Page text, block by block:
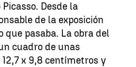
Desde la
de la exposición
que pasaba. La obra del
cuadro de unas
x 9,8 centímetros y